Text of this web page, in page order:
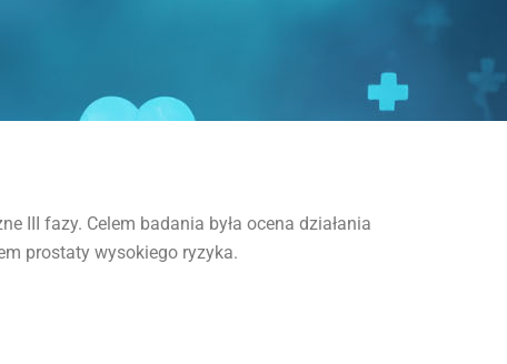
III fazy. Celem badania była ocena działania
prostaty wysokiego ryzyka.